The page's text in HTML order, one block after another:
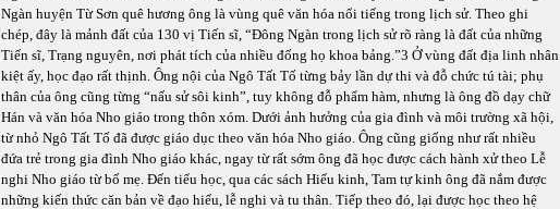
Ngàn huyện Từ Sơn quê hương ông là vùng quê văn hóa nổi tiếng trong lịch sử. Theo ghi
chép, đây là mảnh đất của 130 vị Tiến sĩ, “Đông Ngàn trong lịch sử rõ ràng là đất của những
Tiến sĩ, Trạng nguyên, nơi phát tích của nhiều đống họ khoa bảng.”3 Ở vùng đất địa linh nhân
kiệt ấy, học đạo rất thịnh. Ông nội của Ngô Tất Tố từng bảy lần dự thi và đỗ chức tú tài; phụ
thân của ông cũng từng “nấu sử sôi kinh”, tuy không đỗ phẩm hàm, nhưng là ông đồ dạy chữ
Hán và văn hóa Nho giáo trong thôn xóm. Dưới ảnh hưởng của gia đình và môi trường xã hội,
từ nhỏ Ngô Tất Tố đã được giáo dục theo văn hóa Nho giáo. Ông cũng giống như rất nhiều
đứa trẻ trong gia đình Nho giáo khác, ngay từ rất sớm ông đã học được cách hành xử theo Lễ
nghi Nho giáo từ bố mẹ. Đến tiểu học, qua các sách Hiếu kinh, Tam tự kinh ông đã nắm được
những kiến thức căn bản về đạo hiếu, lễ nghi và tu thân. Tiếp theo đó, lại được học theo hệ